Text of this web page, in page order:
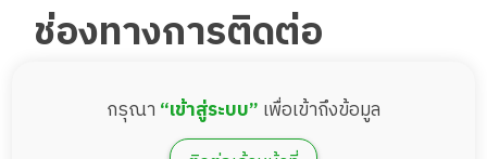
ช่องทางการติดต่อ
กรุณา “เข้าสู่ระบบ” เพื่อเข้าถึงข้อมูล